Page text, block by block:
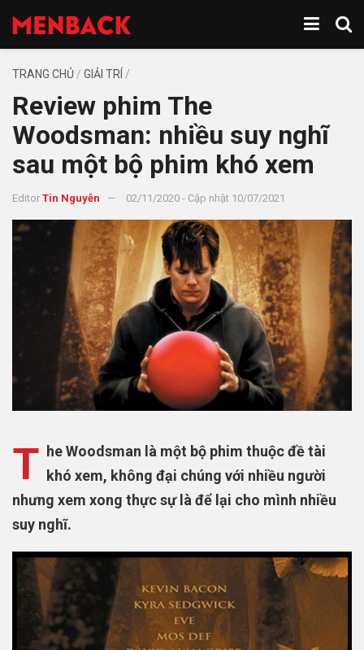
TRANG CHỦ / GIẢI TRÍ /
Review phim The
Woodsman: nhiều suy nghĩ
sau một bộ phim khó xem
Editor Tin Nguyễn 02/11/2020 - Cập nhật 10/07/2021
T he Woodsman là một bộ phim thuộc đề tài
khó xem, không đại chúng với nhiều người
nhưng xem xong thực sự là để lại cho mình nhiều
suy nghĩ.